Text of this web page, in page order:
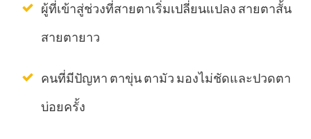
ผู้ที่เข้าสู่ช่วงที่สายตาเริ่มเปลี่ยนแปลง สายตาสั้น
สายตายาว
คนที่มีปัญหา ตาขุ่น ตามัว มองไม่ชัดและปวดตา
บ่อยครั้ง